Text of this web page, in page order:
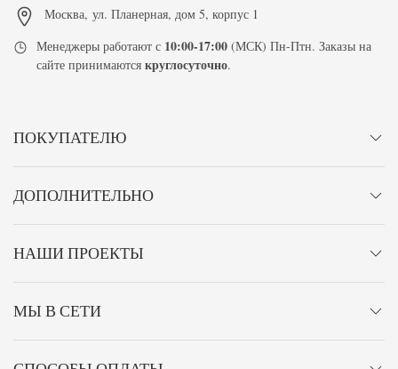
Москва, ул. Планерная, дом 5, корпус 1
Менеджеры работают с 10:00-17:00 (МСК) Пн-Птн. Заказы на
сайте принимаютсякруглосуточно.
ПОКУПАТЕЛЮ
ДОПОЛНИТЕЛЬНО
НАШИ ПРОЕКТЫ
МЫ В СЕТИ